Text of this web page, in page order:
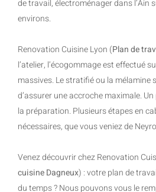
de travail, électroménager dans l’Ain
environs.
Renovation Cuisine Lyon (Plan de
l’atelier, l’écogommage est effectué
massives. Le stratifié ou la mélamine
d’assurer une accroche maximale.
la préparation. Plusieurs étapes en
nécessaires, que vous veniez de
Venez découvrir chez Renovation
cuisine Dagneux) : votre plan de
du temps ? Nous pouvons vous le